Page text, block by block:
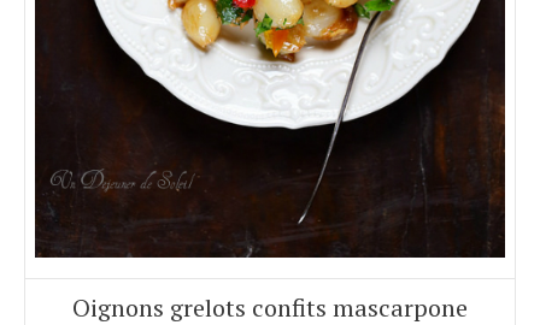
Oignons grelots confits mascarpone